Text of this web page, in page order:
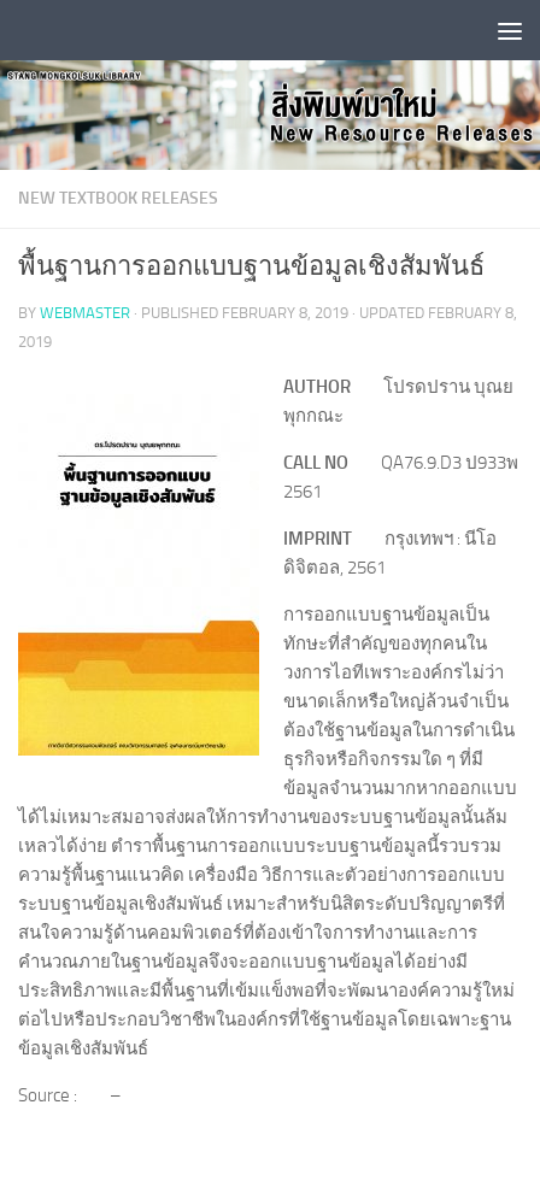
NEW TEXTBOOK RELEASES
พื้นฐานการออกแบบฐานข้อมูลเชิงสัมพันธ์
BY WEBMASTER · PUBLISHED FEBRUARY 8, 2019 · UPDATED FEBRUARY 8,
2019
AUTHOR โปรดปราน บุณย
พุกกณะ
CALL NO QA76.9.D3 ป933พ
2561
IMPRINT กรุงเทพฯ : นีโอ
ดิจิตอล, 2561
การออกแบบฐานข้อมูลเป็น
ทักษะที่สำคัญของทุกคนใน
วงการไอทีเพราะองค์กรไม่ว่า
ขนาดเล็กหรือใหญ่ล้วนจำเป็น
ต้องใช้ฐานข้อมูลในการดำเนิน
ธุรกิจหรือกิจกรรมใด ๆ ที่มี
ข้อมูลจำนวนมากหากออกแบบ
ได้ไม่เหมาะสมอาจส่งผลให้การทำงานของระบบฐานข้อมูลนั้นล้ม
เหลวได้ง่าย ตำราพื้นฐานการออกแบบระบบฐานข้อมูลนี้รวบรวม
ความรู้พื้นฐานแนวคิด เครื่องมือ วิธีการและตัวอย่างการออกแบบ
ระบบฐานข้อมูลเชิงสัมพันธ์ เหมาะสำหรับนิสิตระดับปริญญาตรีที่
สนใจความรู้ด้านคอมพิวเตอร์ที่ต้องเข้าใจการทำงานและการ
คำนวณภายในฐานข้อมูลจึงจะออกแบบฐานข้อมูลได้อย่างมี
ประสิทธิภาพและมีพื้นฐานที่เข้มแข็งพอที่จะพัฒนาองค์ความรู้ใหม่
ต่อไปหรือประกอบวิชาชีพในองค์กรที่ใช้ฐานข้อมูลโดยเฉพาะฐาน
ข้อมูลเชิงสัมพันธ์
Source : –